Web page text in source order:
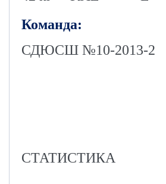
Команда:
СДЮСШ №10-2013-2
СТАТИСТИКА